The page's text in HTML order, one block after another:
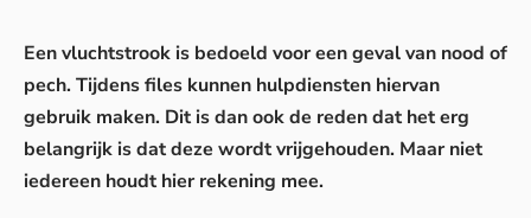
Eenvluchtstrook is bedoeld voor een geval van nood of
pech. Tijdens files kunnen hulpdiensten hiervan
gebruik maken. Dit is dan ook de reden dat het erg
belangrijk is dat deze wordt vrijgehouden. Maar niet
iedereen houdt hier rekening mee.